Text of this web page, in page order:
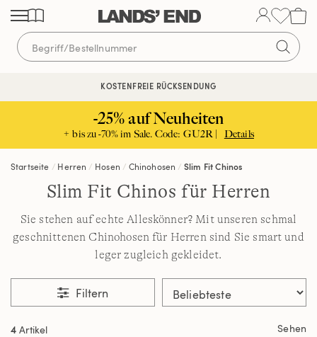
Direkt
zum
Inhalt
Direkt
zur
Navigation
Direkt
zur
Suche
KOSTENLOSE LIEFERUNG AB 120€ | VERTRAUEN SEIT 1963
KOSTENFREIE RÜCKSENDUNG
-25% auf Neuheiten
+ bis zu -70% im Sale. Code: GU2R | Details
Startseite Herren Hosen Chinohosen Slim Fit Chinos
Slim Fit Chinos für Herren
Sie stehen auf echte Alleskönner? Mit unseren schmal
geschnittenen Chinohosen für Herren sind Sie smart und
leger zugleich gekleidet.
Filtern
4 Artikel Sehen